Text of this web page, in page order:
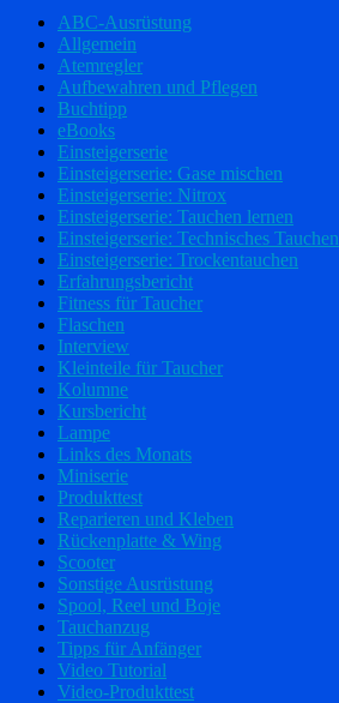
ABC-Ausrüstung
Allgemein
Atemregler
Aufbewahren und Pflegen
Buchtipp
eBooks
Einsteigerserie
Einsteigerserie: Gase mischen
Einsteigerserie: Nitrox
Einsteigerserie: Tauchen lernen
Einsteigerserie: Technisches Tauchen
Einsteigerserie: Trockentauchen
Erfahrungsbericht
Fitness für Taucher
Flaschen
Interview
Kleinteile für Taucher
Kolumne
Kursbericht
Lampe
Links des Monats
Miniserie
Produkttest
Reparieren und Kleben
Rückenplatte & Wing
Scooter
Sonstige Ausrüstung
Spool, Reel und Boje
Tauchanzug
Tipps für Anfänger
Video Tutorial
Video-Produkttest